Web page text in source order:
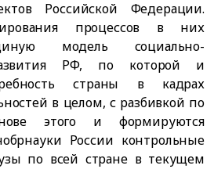
Российской Федерации.
процессов в них
модель социально-
РФ, по которой и
страны в кадрах
в целом, с разбивкой по
этого и формируются
России контрольные
по всей стране в текущем